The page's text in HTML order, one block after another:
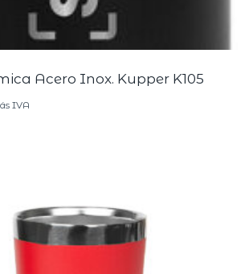
Acero Inox. Kupper K105
IVA